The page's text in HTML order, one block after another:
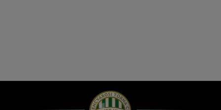
Hírek